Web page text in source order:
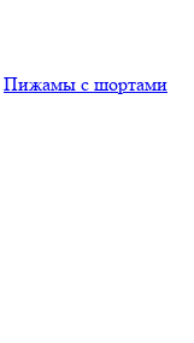
Пижамы с шортами